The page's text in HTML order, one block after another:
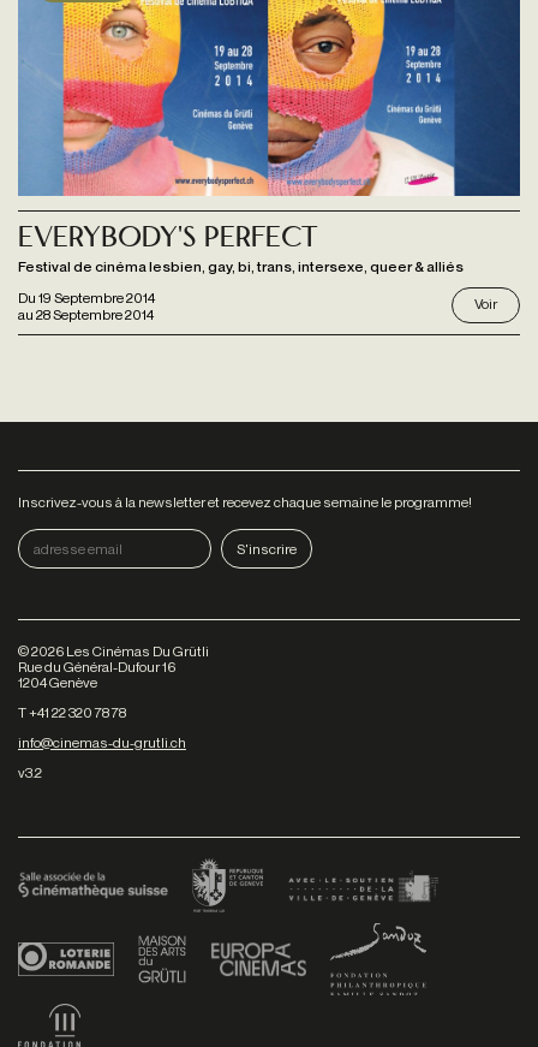
Du 19 Septembre 2014
au 28 Septembre 2014
Everybody's Perfect
Festival de cinéma lesbien, gay, bi, trans, intersexe, queer & alliés
Voir
Inscrivez-vous à la newsletter et recevez chaque semaine le programme!
©2026 Les Cinémas Du Grütli
Rue du Général-Dufour 16
1204 Genève
T +41 22 320 78 78
info@cinemas-du-grutli.ch
v3.2